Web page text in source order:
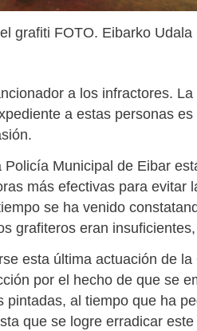
grafiti FOTO. Eibarko Udala
a los infractores.
a estas personas
Policía Municipal de Eibar
más efectivas para
se ha venido
grafiteros eran
esta última actuación de
por el hecho de que se
pintadas, al tiempo que ha
que se logre erradicar